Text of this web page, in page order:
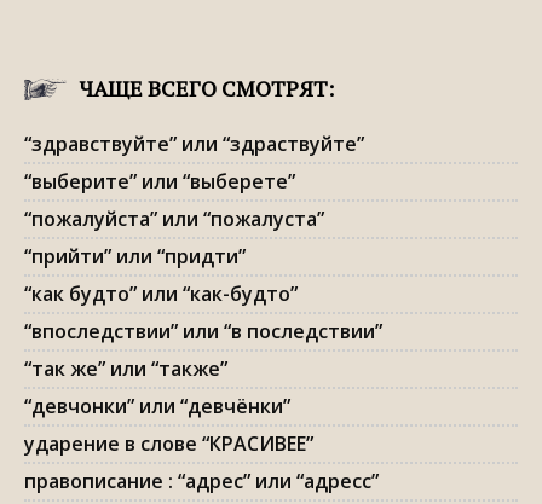
ЧАЩЕ ВСЕГО СМОТРЯТ:
“здравствуйте” или “здраствуйте”
“выберите” или “выберете”
“пожалуйста” или “пожалуста”
“прийти” или “придти”
“как будто” или “как-будто”
“впоследствии” или “в последствии”
“так же” или “также”
“девчонки” или “девчёнки”
ударение в слове “КРАСИВЕЕ”
правописание : “адрес” или “адресс”